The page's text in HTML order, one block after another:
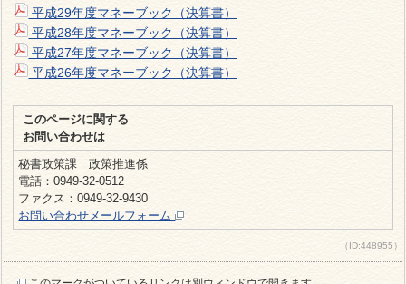
平成29年度マネーブック（決算書）
平成28年度マネーブック（決算書）
平成27年度マネーブック（決算書）
平成26年度マネーブック（決算書）
このページに関する
お問い合わせは
秘書政策課 政策推進係
電話：0949-32-0512
ファクス：0949-32-9430
お問い合わせメールフォーム
（ID:448955）